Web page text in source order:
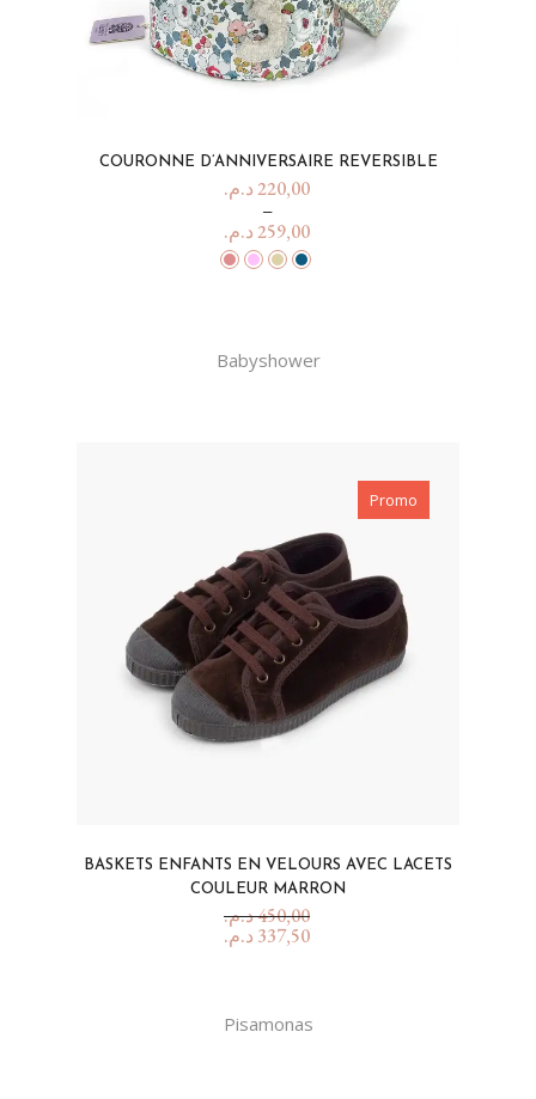
COURONNE D’ANNIVERSAIRE REVERSIBLE
220,00د.م.
–
259,00د.م.
Babyshower
Promo
BASKETS ENFANTS EN VELOURS AVEC LACETS
COULEUR MARRON
450,00د.م.
337,50 د.م.
Pisamonas